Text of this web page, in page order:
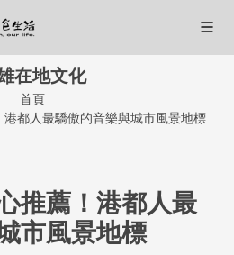
在地文化
首頁
都人最驕傲的音樂與城市風景地標
推薦！港都人最
市風景地標